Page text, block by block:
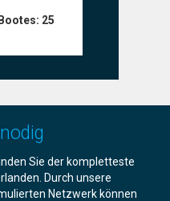
25
Sie der kompletteste
Durch unsere
Netzwerk können